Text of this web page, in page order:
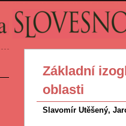
Základní
oblasti
Slavomír Utěšený,